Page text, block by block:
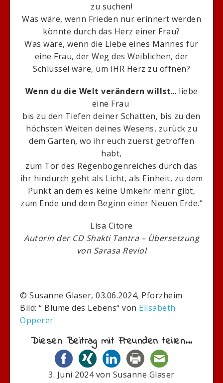
zu suchen!
Was wäre, wenn Frieden nur erinnert werden
könnte durch das Herz einer Frau?
Was wäre, wenn die Liebe eines Mannes für
eine Frau, der Weg des Weiblichen, der
Schlüssel wäre, um IHR Herz zu öffnen?
Wenn du die Welt verändern willst… liebe
eine Frau
bis zu den Tiefen deiner Schatten, bis zu den
höchsten Weiten deines Wesens, zurück zu
dem Garten, wo ihr euch zuerst getroffen
habt,
zum Tor des Regenbogenreiches durch das
ihr hindurch geht als Licht, als Einheit, zu dem
Punkt an dem es keine Umkehr mehr gibt,
zum Ende und dem Beginn einer Neuen Erde.“
Lisa Citore
Autorin der CD Shakti Tantra – Übersetzung
von Sarasa Reviol
© Susanne Glaser, 03.06.2024, Pforzheim
Bild: “ Blume des Lebens“ von Elisabeth
Opperer
Diesen Beitrag mit Freunden teilen...
3. Juni 2024 von Susanne Glaser